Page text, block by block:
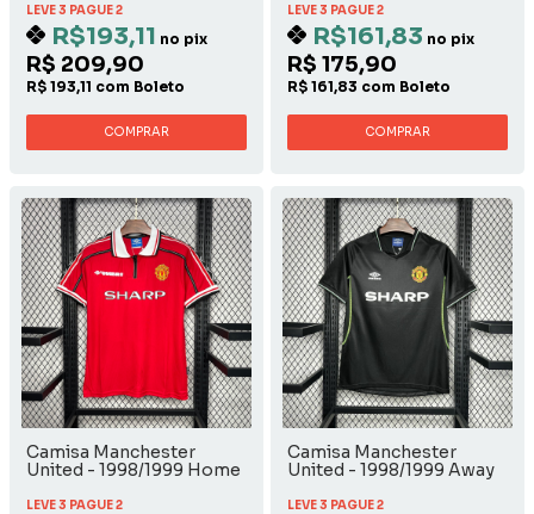
LEVE 3 PAGUE 2
R$193,11 no pix
R$ 209,90
R$ 193,11 com Boleto
COMPRAR
LEVE 3 PAGUE 2
R$161,83 no pix
R$ 175,90
R$ 161,83 com Boleto
COMPRAR
Camisa Manchester
United - 1998/1999 Home
LEVE 3 PAGUE 2
Camisa Manchester
United - 1998/1999 Away
LEVE 3 PAGUE 2